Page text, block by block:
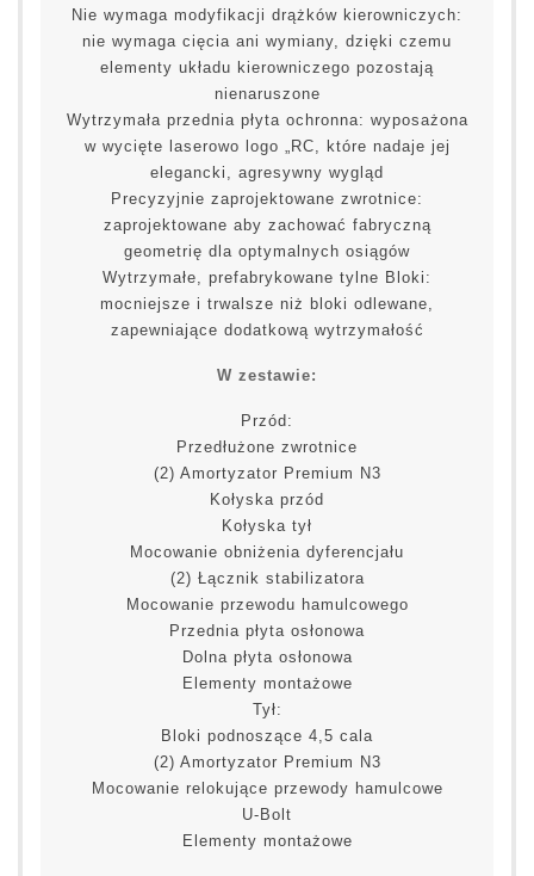
Nie wymaga modyfikacji drążków kierowniczych:
nie wymaga cięcia ani wymiany, dzięki czemu
elementy układu kierowniczego pozostają
nienaruszone
Wytrzymała przednia płyta ochronna: wyposażona
w wycięte laserowo logo „RC, które nadaje jej
elegancki, agresywny wygląd
Precyzyjnie zaprojektowane zwrotnice:
zaprojektowane aby zachować fabryczną
geometrię dla optymalnych osiągów
Wytrzymałe, prefabrykowane tylne Bloki:
mocniejsze i trwalsze niż bloki odlewane,
zapewniające dodatkową wytrzymałość
W zestawie:
Przód:
Przedłużone zwrotnice
(2) Amortyzator Premium N3
Kołyska przód
Kołyska tył
Mocowanie obniżenia dyferencjału
(2) Łącznik stabilizatora
Mocowanie przewodu hamulcowego
Przednia płyta osłonowa
Dolna płyta osłonowa
Elementy montażowe
Tył:
Bloki podnoszące 4,5 cala
(2) Amortyzator Premium N3
Mocowanie relokujące przewody hamulcowe
U-Bolt
Elementy montażowe